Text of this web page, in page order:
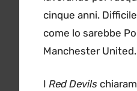
cinque anni.
come lo sarebbe
Manchester United.
I Red Devils